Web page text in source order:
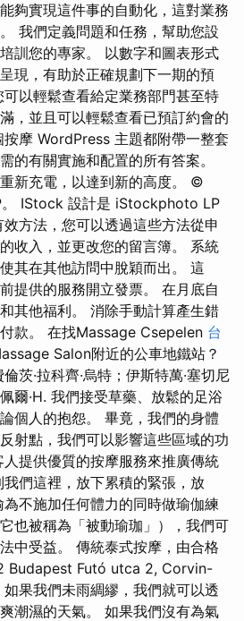
夠實現這件事的自動化，這對業務
我們定義問題和任務，幫助您設
訓您的專家。 以數字和圖表形式
現，有助於正確規劃下一期的預
以輕鬆查看給定業務部門甚至特
，並且可以輕鬆查看已預訂約會的
摩 WordPress 主題都附帶一整套
的有關實施和配置的所有答案。
新充電，以達到新的高度。 ©
IStock 設計是 iStockphoto LP
方法，您可以透過這些方法從申
收入，並更改您的留言簿。 系統
其在其他訪問中脫穎而出。 這
提供的服務開立發票。 在月底自
其他福利。 消除手動計算產生錯
款。 在找Massage Csepelen 台
Salon附近的公車地鐵站？
茨·拉科齊·烏特；伊斯特萬·塞切尼
爾·H. 我們接受草藥、放鬆的足浴
個人的抱怨。 畢竟，我們的身體
射點，我們可以影響這些區域的功
提供優質的按摩服務來推廣傳統
們這裡，放下累積的緊張，放
不施加任何體力的同時做瑜伽練
也被稱為「被動瑜珈」），我們可
中受益。 傳統泰式按摩，由合格
Budapest Futó utca 2, Corvin-
果我們未雨綢繆，我們就可以透
潮濕的天氣。 如果我們沒有為氣